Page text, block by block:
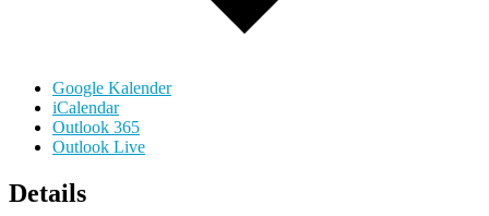
Google Kalender
iCalendar
Outlook 365
Outlook Live
Details